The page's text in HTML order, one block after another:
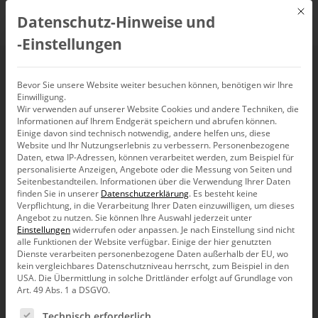
Webinar:
Berichtserstellung mit
DeltaMaster
22. Oktober 2024, 10:00–11:00Uhr
Mit
Datenschutz-Hinweise und
‑Einstellungen
Bevor Sie unsere Website weiter besuchen können, benötigen wir Ihre
Einwilligung.
Wir verwenden auf unserer Website Cookies und andere Techniken, die
Informationen auf Ihrem Endgerät speichern und abrufen können.
Einige davon sind technisch notwendig, andere helfen uns, diese
Website und Ihr Nutzungserlebnis zu verbessern. Personenbezogene
Daten, etwa IP-Adressen, können verarbeitet werden, zum Beispiel für
personalisierte Anzeigen, Angebote oder die Messung von Seiten und
Seitenbestandteilen. Informationen über die Verwendung Ihrer Daten
finden Sie in unserer Datenschutzerklärung. Es besteht keine
Verpflichtung, in die Verarbeitung Ihrer Daten einzuwilligen, um dieses
Angebot zu nutzen.Sie können Ihre Auswahl jederzeit unter
Einstellungenwiderrufen oder anpassen. Je nach Einstellung sind nicht
alle Funktionen der Website verfügbar. Einige der hier genutzten
Dienste verarbeiten personenbezogene Daten außerhalb der EU, wo
kein vergleichbares Datenschutzniveau herrscht, zum Beispiel in den
USA. Die Übermittlung in solche Drittländer erfolgt auf Grundlage von
Art. 49 Abs. 1 a DSGVO.
Es folgt eine Liste der Service-Gruppen, für die eine